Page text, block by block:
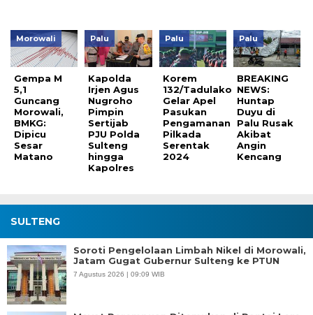
Morowali
Gempa M
5,1
Guncang
Morowali,
BMKG:
Dipicu
Sesar
Matano
Palu
Kapolda
Irjen Agus
Nugroho
Pimpin
Sertijab
PJU Polda
Sulteng
hingga
Kapolres
Palu
Korem
132/Tadulako
Gelar Apel
Pasukan
Pengamanan
Pilkada
Serentak
2024
Palu
BREAKING
NEWS:
Huntap
Duyu di
Palu Rusak
Akibat
Angin
Kencang
SULTENG
Soroti Pengelolaan Limbah Nikel di Morowali,
Jatam Gugat Gubernur Sulteng ke PTUN
7 Agustus 2026 | 09:09 WIB